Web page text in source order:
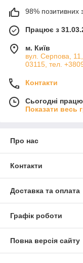
98% позитивних з
Працює з
м. Київ
вул. Серпова,
03115, тел.
Контакти
Сьогодні
Показати весь
Про нас
Контакти
Доставка та оплата
Графік роботи
Повна версія сайту